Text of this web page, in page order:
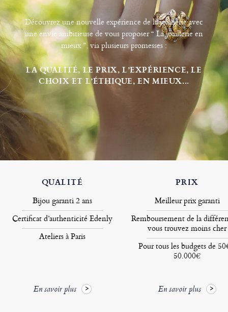
Découvrez une nouvelle expérience de la joaillerie avec
une envie ambitieuse de vous proposer “ La joaillerie en
mieux ”, via plusieurs promesses :
LA QUALITÉ, LE PRIX, L’EXPÉRIENCE, LE
CHOIX ET L’ÉTHIQUE, EN MIEUX...
QUALITÉ
Bijou garanti 2 ans
Certificat d’authenticité Edenly
Ateliers à Paris
En savoir plus
PRIX
Meilleur prix garanti
Remboursement de la
vous trouvez moins cher
Pour tous les budgets de
50.000€
En savoir plus